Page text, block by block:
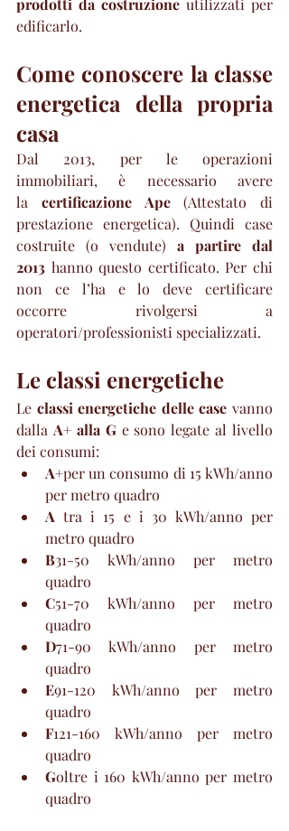
prodotti da costruzione utilizzati per
edificarlo.
Come conoscere la classe
energetica della propria
casa
Dal 2013, per le operazioni
immobiliari, è necessario avere
la certificazione Ape (Attestato di
prestazione energetica). Quindi case
costruite (o vendute) a partire dal
2013 hanno questo certificato. Per chi
non ce l’ha e lo deve certificare
occorre rivolgersi a
operatori/professionisti specializzati.
Le classi energetiche
Le classi energetiche delle case vanno
dalla A+ alla G e sono legate al livello
dei consumi:
A+per un consumo di 15 kWh/anno
per metro quadro
A tra i 15 e i 30 kWh/anno per
metro quadro
B31-50 kWh/anno per metro
quadro
C51-70 kWh/anno per metro
quadro
D71-90 kWh/anno per metro
quadro
E91-120 kWh/anno per metro
quadro
F121-160 kWh/anno per metro
quadro
Goltre i 160 kWh/anno per metro
quadro